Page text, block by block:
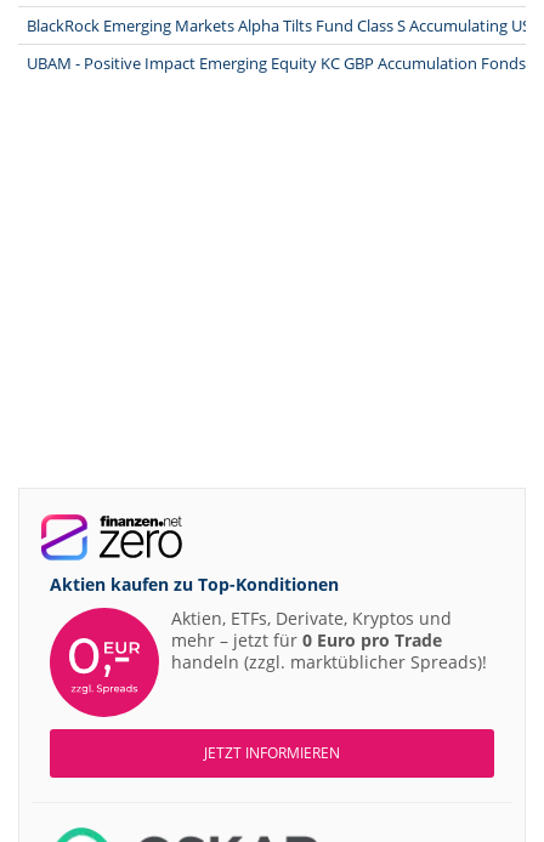
BlackRock Emerging Markets Alpha Tilts Fund Class S Accumulating
UBAM - Positive Impact Emerging Equity KC GBP Accumulation Fonds
Aktien kaufen zu Top-Konditionen
Aktien, ETFs, Derivate, Kryptos und
mehr – jetzt für 0 Euro pro Trade
handeln (zzgl. marktüblicher Spreads)!
JETZT INFORMIEREN